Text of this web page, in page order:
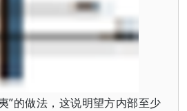
”的做法，这说明望方内部至少